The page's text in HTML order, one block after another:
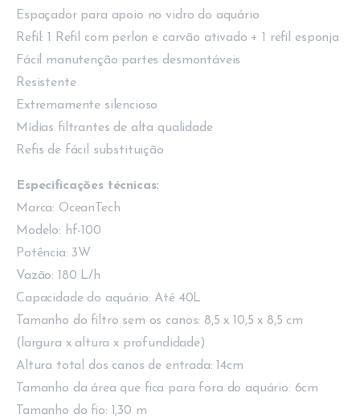
Espaçador para apoio no vidro do aquário
Refil: 1 Refil com perlon e carvão ativado + 1 refil esponja
Fácil manutenção partes desmontáveis
Resistente
Extremamente silencioso
Mídias filtrantes de alta qualidade
Refis de fácil substituição
Especificações técnicas:
Marca: OceanTech
Modelo: hf-100
Potência: 3W
Vazão: 180 L/h
Capacidade do aquário: Até 40L
Tamanho do filtro sem os canos: 8,5 x 10,5 x 8,5 cm
(largura x altura x profundidade)
Altura total dos canos de entrada: 14cm
Tamanho da área que fica para fora do aquário: 6cm
Tamanho do fio: 1,30 m